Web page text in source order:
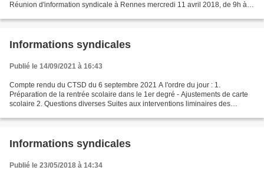
Réunion d'information syndicale à Rennes mercredi 11 avril 2018, de 9h à
Informations syndicales
Publié le 14/09/2021 à 16:43
Compte rendu du CTSD du 6 septembre 2021 A l'ordre du jour : 1.
Préparation de la rentrée scolaire dans le 1er degré - Ajustements de carte
scolaire 2. Questions diverses Suites aux interventions liminaires des
Informations syndicales
Publié le 23/05/2018 à 14:34